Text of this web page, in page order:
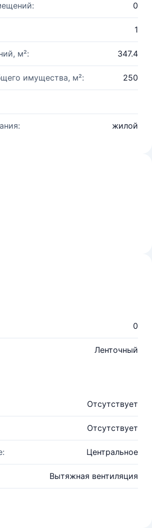
0
1
м²: 347.4
имущества, м²: 250
жилой
0
Ленточный
Отсутствует
Отсутствует
Центральное
Вытяжная вентиляция